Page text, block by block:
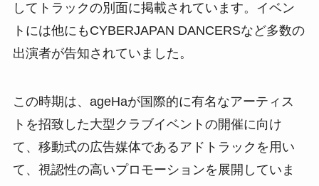
してトラックの別面に掲載されています。イベン
トには他にもCYBERJAPAN DANCERSなど多数の
出演者が告知されていました。
この時期は、ageHaが国際的に有名なアーティス
トを招致した大型クラブイベントの開催に向け
て、移動式の広告媒体であるアドトラックを用い
て、視認性の高いプロモーションを展開していま